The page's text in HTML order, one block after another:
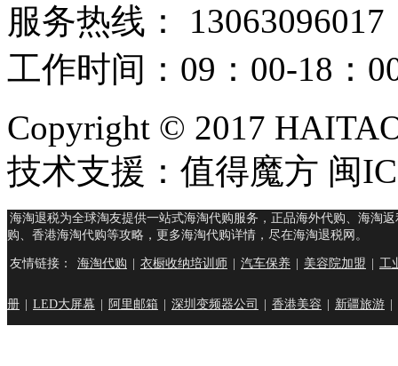
服务热线： 13063096017
工作时间：09：00-18：
Copyright © 2017
技术支援：值得魔方 闽
海淘退税为全球淘友提供一站式海淘代购服务，正品海外代购、海淘
购、香港海淘代购等攻略，更多海淘代购详情，尽在海淘退税网。
友情链接： 海淘代购 衣橱收纳培训师 汽车保养 美容院加盟 工
册 LED大屏幕 阿里邮箱 深圳变频器公司 香港美容 新疆旅游